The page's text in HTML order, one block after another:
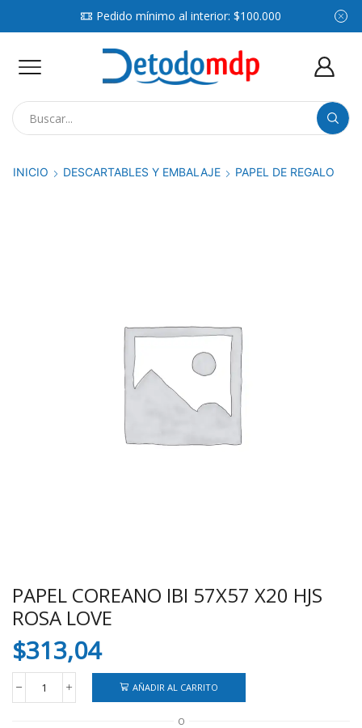
Pedido mínimo al interior: $100.000
INICIO DESCARTABLES Y EMBALAJE PAPEL DE REGALO
PAPEL COREANO IBI 57X57 X20 HJS
ROSA LOVE
$313,04
PAPEL
COREANO
AÑADIR AL CARRITO
O